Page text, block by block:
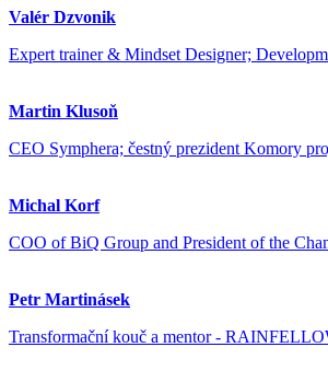
Valér Dzvonik
Expert trainer & Mindset Designer;
Martin Klusoň
CEO Symphera; čestný prezident Komory
Michal Korf
COO of BiQ Group and President of the
Petr Martinásek
Transformační kouč a mentor -